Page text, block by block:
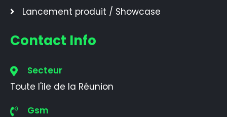
Lancement produit / Showcase
Contact Info
Secteur
Toute l'ile de la Réunion
Gsm